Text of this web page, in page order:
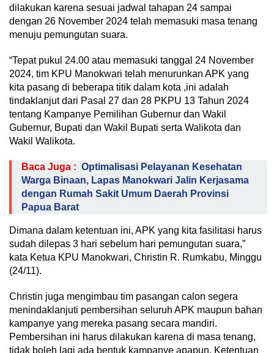
dilakukan karena sesuai jadwal tahapan 24 sampai
dengan 26 November 2024 telah memasuki masa tenang
menuju pemungutan suara.
“Tepat pukul 24.00 atau memasuki tanggal 24 November
2024, tim KPU Manokwari telah menurunkan APK yang
kita pasang di beberapa titik dalam kota ,ini adalah
tindaklanjut dari Pasal 27 dan 28 PKPU 13 Tahun 2024
tentang Kampanye Pemilihan Gubernur dan Wakil
Gubernur, Bupati dan Wakil Bupati serta Walikota dan
Wakil Walikota.
Baca Juga : Optimalisasi Pelayanan Kesehatan
Warga Binaan, Lapas Manokwari Jalin Kerjasama
dengan Rumah Sakit Umum Daerah Provinsi
Papua Barat
Dimana dalam ketentuan ini, APK yang kita fasilitasi harus
sudah dilepas 3 hari sebelum hari pemungutan suara,”
kata Ketua KPU Manokwari, Christin R. Rumkabu, Minggu
(24/11).
Christin juga mengimbau tim pasangan calon segera
menindaklanjuti pembersihan seluruh APK maupun bahan
kampanye yang mereka pasang secara mandiri.
Pembersihan ini harus dilakukan karena di masa tenang,
tidak boleh lagi ada bentuk kampanye apapun. Ketentuan